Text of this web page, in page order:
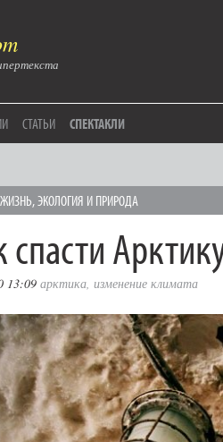
СТАТЬИ СПЕКТАКЛИ
,ЭКОЛОГИЯ И ПРИРОДА
спасти
13:09 арктика, изменение климата